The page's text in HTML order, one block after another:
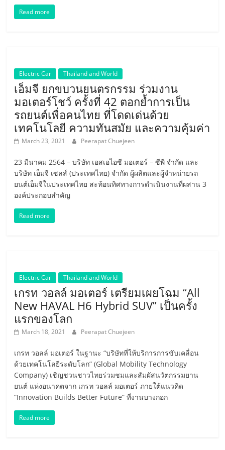
Read more
Electric Car Thailand and World
เอ็มจี ยกขบวนยนตรกรรม ร่วมงาน
มอเตอร์โชว์ ครั้งที่ 42 ตอกย้ำการเป็น
รถยนต์เพื่อคนไทย ที่โดดเด่นด้วย
เทคโนโลยี ความทันสมัย และความคุ้มค่า
March 23, 2021 Peerapat Chuejeen
23 มีนาคม 2564 – บริษัท เอสเอไอซี มอเตอร์ – ซีพี จำกัด และ
บริษัท เอ็มจี เซลส์ (ประเทศไทย) จำกัด ผู้ผลิตและผู้จำหน่ายรถ
ยนต์เอ็มจีในประเทศไทย สะท้อนทิศทางการดำเนินงานที่ผสาน 3
องค์ประกอบสำคัญ
Read more
Electric Car Thailand and World
เกรท วอลล์ มอเตอร์ เตรียมเผยโฉม “All
New HAVAL H6 Hybrid SUV” เป็นครั้ง
แรกของโลก
March 18, 2021 Peerapat Chuejeen
เกรท วอลล์ มอเตอร์ ในฐานะ “บริษัทที่ให้บริการการขับเคลื่อน
ด้วยเทคโนโลยีระดับโลก” (Global Mobility Technology
Company) เชิญชวนชาวไทยร่วมชมและสัมผัสนวัตกรรมยาน
ยนต์ แห่งอนาคตจาก เกรท วอลล์ มอเตอร์ ภายใต้แนวคิด
“Innovation Builds Better Future” ที่งานบางกอก
Read more